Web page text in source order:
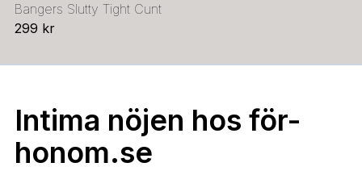
Bangers Slutty Tight Cunt
299 kr
Intima nöjen hos för-
honom.se